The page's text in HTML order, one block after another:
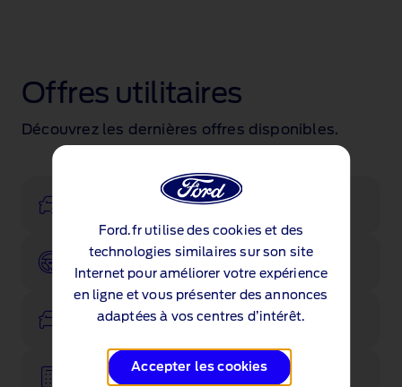
Ford.fr utilise des cookies et des
technologies similaires sur son site
Internet pour améliorer votre expérience
en ligne et vous présenter des annonces
adaptées à vos centres d’intérêt.
Accepter les cookies
Offres utilitaires
Découvrez les dernières offres disponibles.
Réserver un essai
Voir les stocks
Ford Reprise